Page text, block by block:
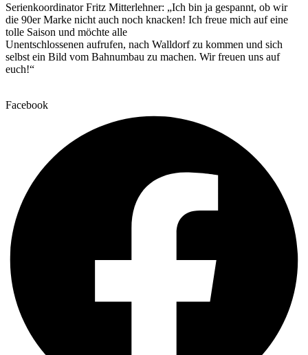
Serienkoordinator Fritz Mitterlehner: „Ich bin ja gespannt, ob wir
die 90er Marke nicht auch noch knacken! Ich freue mich auf eine
tolle Saison und möchte alle
Unentschlossenen aufrufen, nach Walldorf zu kommen und sich
selbst ein Bild vom Bahnumbau zu machen. Wir freuen uns auf
euch!“
Facebook